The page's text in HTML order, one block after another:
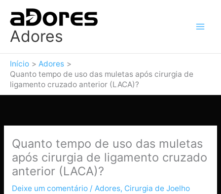
para
conteúdo
Adores
Início
Adores
Quanto tempo de uso das muletas após cirurgia de
ligamento cruzado anterior (LACA)?
Quanto tempo de uso das muletas
após cirurgia de ligamento cruzado
anterior (LACA)?
Deixe um comentário / Adores, Cirurgia de Joelho